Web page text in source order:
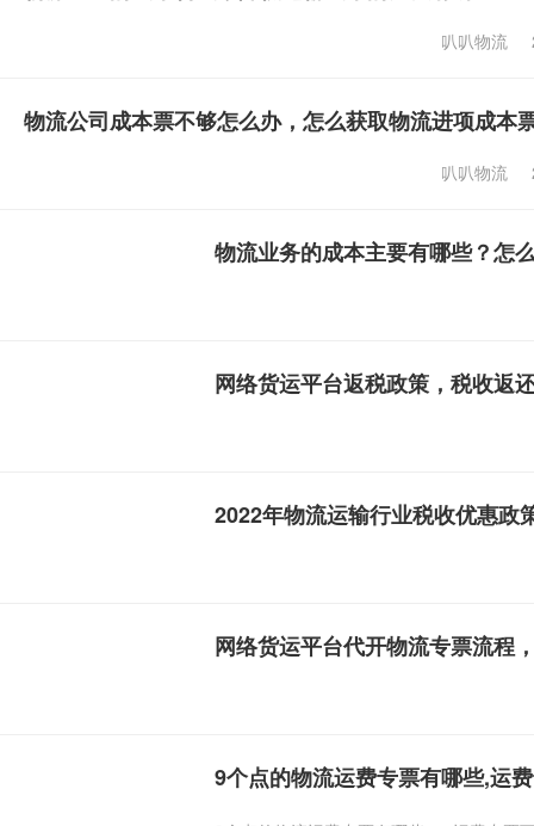
叭叭物流
物流公司成本票不够怎么办，怎么获取物流进项成本
叭叭物流
物流业务的成本主要有哪些？怎
网络货运平台返税政策，税收返
2022年物流运输行业税收优惠政
网络货运平台代开物流专票流程
9个点的物流运费专票有哪些,运